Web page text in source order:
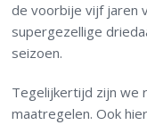
de voorbije vijf jaren
supergezellige
seizoen.
Tegelijkertijd zijn we
maatregelen. Ook